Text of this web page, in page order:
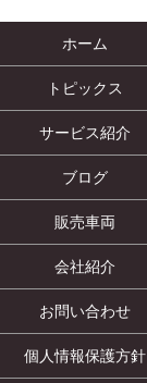
ホーム
トピックス
サービス紹介
ブログ
販売車両
会社紹介
お問い合わせ
個人情報保護方針